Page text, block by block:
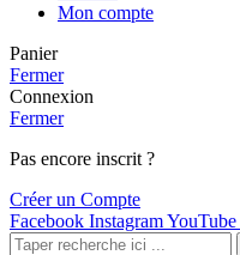
Mon compte
Panier
Fermer
Connexion
Fermer
Pas encore inscrit ?
Créer un Compte
Facebook InstagramYouTube